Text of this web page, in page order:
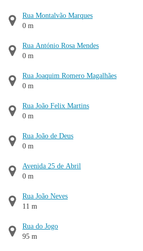
Rua Montalvão Marques
0 m
Rua António Rosa Mendes
0 m
Rua Joaquim Romero Magalhães
0 m
Rua João Felix Martins
0 m
Rua João de Deus
0 m
Avenida 25 de Abril
0 m
Rua João Neves
11 m
Rua do Jogo
95 m